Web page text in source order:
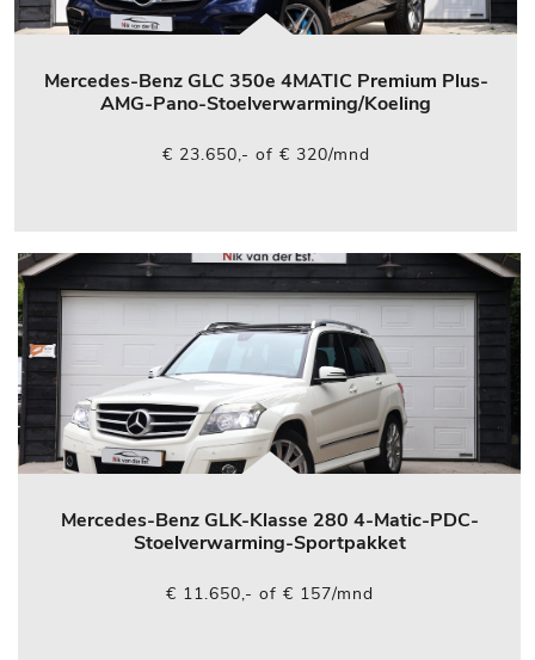
Mercedes-Benz GLC 350e 4MATIC Premium Plus-
AMG-Pano-Stoelverwarming/Koeling
€ 23.650,- of € 320/mnd
Mercedes-Benz GLK-Klasse 280 4-Matic-PDC-
Stoelverwarming-Sportpakket
€ 11.650,- of € 157/mnd